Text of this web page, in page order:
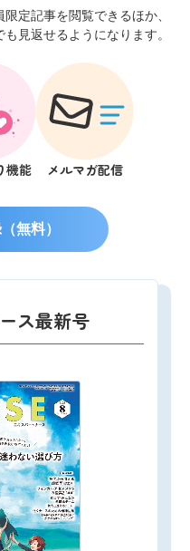
定記事を閲覧できるほか、
見返せるようになります。
機能 メルマガ配信
無料）
ス最新号